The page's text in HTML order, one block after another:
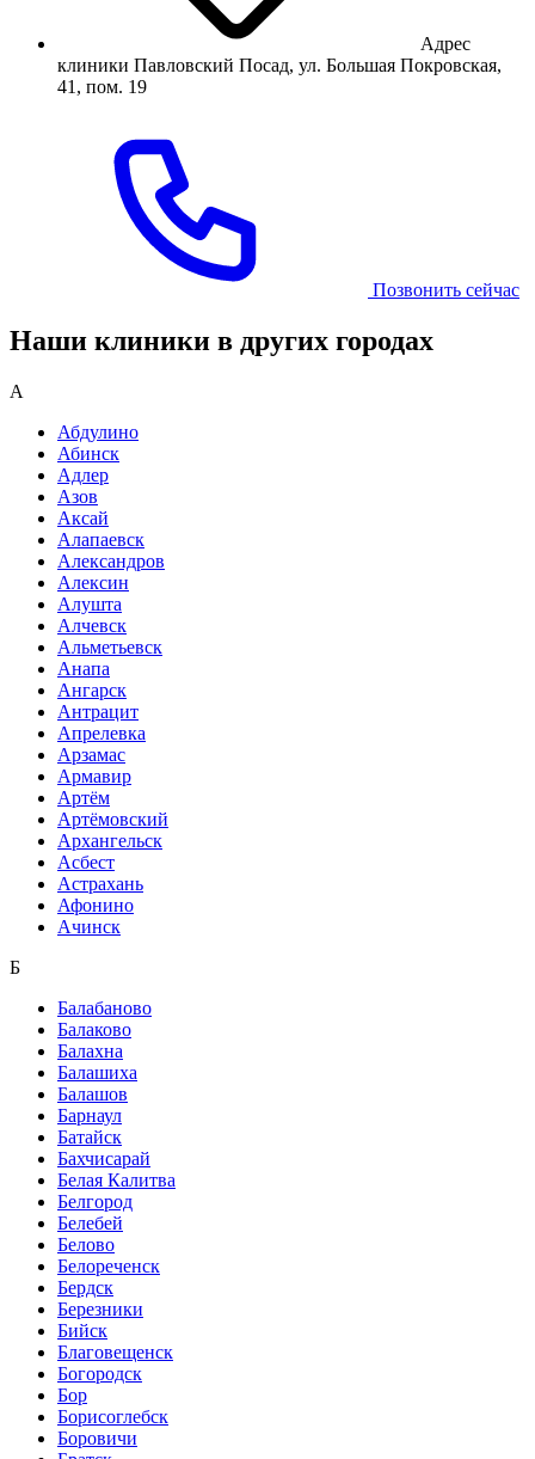
Адрес
клиники Павловский Посад, ул. Большая Покровская,
41, пом. 19
Позвонить сейчас
Наши клиники в других городах
А
Абдулино
Абинск
Адлер
Азов
Аксай
Алапаевск
Александров
Алексин
Алушта
Алчевск
Альметьевск
Анапа
Ангарск
Антрацит
Апрелевка
Арзамас
Армавир
Артём
Артёмовский
Архангельск
Асбест
Астрахань
Афонино
Ачинск
Б
Балабаново
Балаково
Балахна
Балашиха
Балашов
Барнаул
Батайск
Бахчисарай
Белая Калитва
Белгород
Белебей
Белово
Белореченск
Бердск
Березники
Бийск
Благовещенск
Богородск
Бор
Борисоглебск
Боровичи